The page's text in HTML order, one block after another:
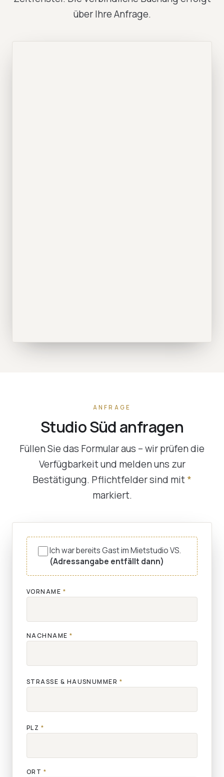
über Ihre Anfrage.
ANFRAGE
Studio Süd anfragen
Füllen Sie das Formular aus – wir prüfen die
Verfügbarkeit und melden uns zur
Bestätigung. Pflichtfelder sind mit*
markiert.
Ich war bereits Gast im Mietstudio VS.
(Adressangabe entfällt dann)
VORNAME *
NACHNAME*
STRASSE & HAUSNUMMER *
PLZ *
ORT *